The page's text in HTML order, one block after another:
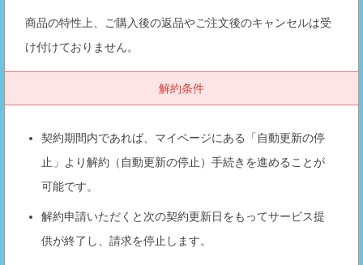
商品の特性上、ご購入後の返品やご注文後のキャンセルは受
け付けておりません。
解約条件
契約期間内であれば、マイページにある「自動更新の停
止」より解約（自動更新の停止）手続きを進めることが
可能です。
解約申請いただくと次の契約更新日をもってサービス提
供が終了し、請求を停止します。